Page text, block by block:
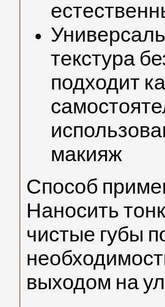
текстура
подходит
макияж
Способ
Наносить
чистые губы
выходом на